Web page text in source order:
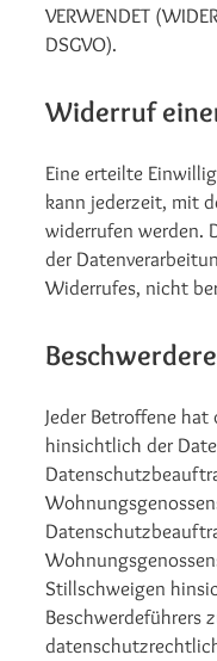
VERWENDET
DSGVO).
Widerruf
Eine erteilte
kann jederzeit, mit
widerrufen werden.
der
Widerrufes, nicht
Jeder Betroffene hat
hinsichtlich der
Stillschweigen
Beschwerdeführers